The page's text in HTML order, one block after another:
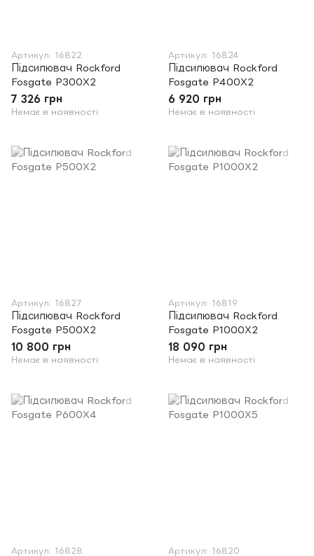
Артикул: 16822
Підсилювач Rockford
Fosgate P300X2
7 326 грн
Немає в наявності
Артикул: 16824
Підсилювач Rockford
Fosgate P400X2
6 920 грн
Немає в наявності
Артикул: 16827
Підсилювач Rockford
Fosgate P500X2
10 800 грн
Немає в наявності
Артикул: 16819
Підсилювач Rockford
Fosgate P1000X2
18 090 грн
Немає в наявності
Артикул: 16828 Артикул: 16820